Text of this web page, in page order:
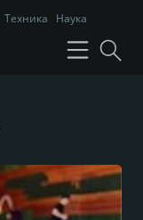
Техника Наука